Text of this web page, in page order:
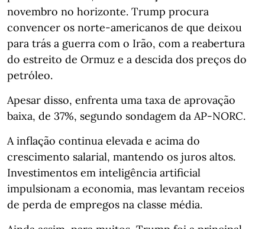
novembro no horizonte. Trump procura
convencer os norte-americanos de que deixou
para trás a guerra com o Irão, com a reabertura
do estreito de Ormuz e a descida dos preços do
petróleo.
Apesar disso, enfrenta uma taxa de aprovação
baixa, de 37%, segundo sondagem da AP-NORC.
A inflação continua elevada e acima do
crescimento salarial, mantendo os juros altos.
Investimentos em inteligência artificial
impulsionam a economia, mas levantam receios
de perda de empregos na classe média.